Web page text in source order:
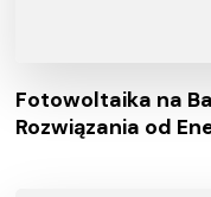
Fotowoltaika na
Rozwiązania od